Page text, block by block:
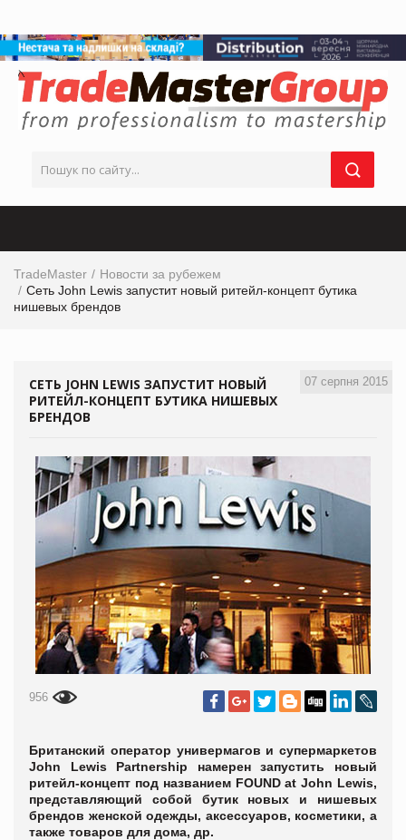
TradeMaster
Новости за рубежем
Сеть John Lewis запустит новый ритейл-концепт бутика
нишевых брендов
07 серпня 2015
СЕТЬ JOHN LEWIS ЗАПУСТИТ НОВЫЙ
РИТЕЙЛ-КОНЦЕПТ БУТИКА НИШЕВЫХ
БРЕНДОВ
956
Британский оператор универмагов и супермаркетов
John Lewis Partnership намерен запустить новый
ритейл-концепт под названием FOUND at John Lewis,
представляющий собой бутик новых и нишевых
брендов женской одежды, аксессуаров, косметики, а
также товаров для дома, др.